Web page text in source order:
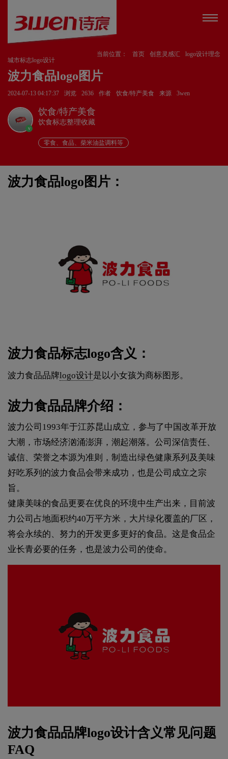
当前位置： 首页 创意灵感汇
logo设计理念
城市标志logo设计
波力食品logo图片
2024-07-13 04:17:37 浏览 2636 作者 饮食/特产美食 来源 3wen
v
饮食/特产美食
饮食标志整理收藏
零食、食品、柴米油盐调料等
波力食品logo图片：
波力食品标志logo含义：
波力食品品牌logo设计是以小女孩为商标图形。
波力食品品牌介绍：
波力公司1993年于江苏昆山成立，参与了中国改革开放
大潮，市场经济汹涌澎湃，潮起潮落。公司深信责任、
诚信、荣誉之本源为准则，制造出绿色健康系列及美味
好吃系列的波力食品会带来成功，也是公司成立之宗
旨。
健康美味的食品更要在优良的环境中生产出来，目前波
力公司占地面积约40万平方米，大片绿化覆盖的厂区，
将会永续的、努力的开发更多更好的食品。这是食品企
业长青必要的任务，也是波力公司的使命。
波力食品品牌logo设计含义常见问题
FAQ